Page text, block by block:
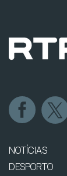
NOTÍCIAS
DESPORTO